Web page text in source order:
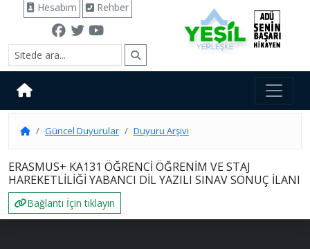
Hesabım Rehber
Güncel Duyurular Duyuru Arşivi
ERASMUS+ KA131 ÖĞRENCİ ÖĞRENİM VE STAJ
HAREKETLİLİĞİ YABANCI DİL YAZILI SINAV SONUÇ İLANI
Bağlantı İçin tıklayın